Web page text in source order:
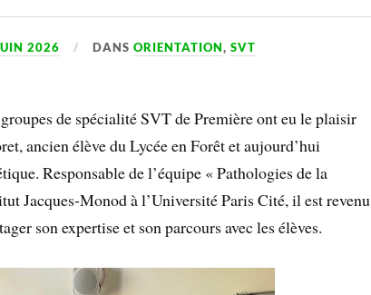
2026 DANSORIENTATION,SVT
de spécialité SVT de Première ont eu le plaisir
ancien élève du Lycée en Forêt et aujourd’hui
Responsable de l’équipe « Pathologies de la
Jacques-Monod à l’Université Paris Cité, il est revenu
son expertise et son parcours avec les élèves.